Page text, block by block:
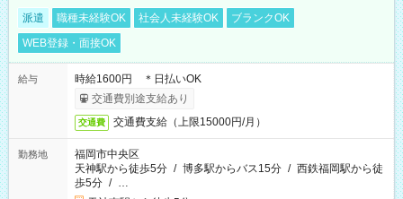
派遣 職種未経験OK 社会人未経験OK
ブランクOK
WEB登録・面接OK
給与
時給1600円 ＊日払いOK
交通費別途支給あり
交通費 交通費支給（上限15000円/月）
勤務地
福岡市中央区
天神駅から徒歩5分 / 博多駅からバス15分 / 西鉄福岡駅から徒
歩5分 / …